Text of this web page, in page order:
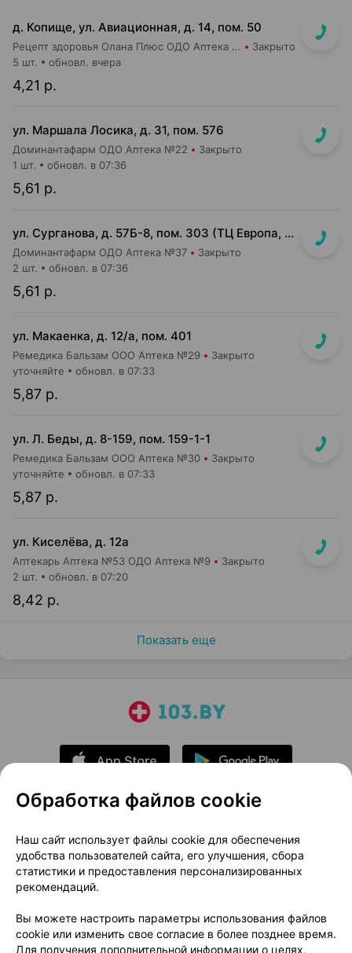
д. Копище, ул. Авиационная, д. 14, пом. 50
Рецепт здоровья Олана Плюс ОДО Аптека №5 Закрыто
4,21 р.
5 шт. обновл. вчера
ул. Маршала Лосика, д. 31, пом. 576
Доминантафарм ОДО Аптека №22 Закрыто
5,61 р.
1 шт. обновл. в 07:36
ул. Сурганова, д. 57Б-8, пом. 303 (ТЦ Европа, 3 этаж)
Доминантафарм ОДО Аптека №37 Закрыто
5,61 р.
2 шт. обновл. в 07:36
ул. Макаенка, д. 12/а, пом. 401
Ремедика Бальзам ООО Аптека №29 Закрыто
5,87 р.
уточняйте обновл. в 07:33
ул. Л. Беды, д. 8-159, пом. 159-1-1
Ремедика Бальзам ООО Аптека №30 Закрыто
5,87 р.
уточняйте обновл. в 07:33
ул. Киселёва, д. 12а
Аптекарь Аптека №53 ОДО Аптека №9 Закрыто
8,42 р.
2 шт. обновл. в 07:20
Показать еще
О проекте
Новости проекта
Размещение рекламы
Медицинский маркетинг
Публичный договор
Доставка
Способы оплаты
Вакансии
Партнеры
Написать руководителю 103.by
Обработка файлов cookie
Наш сайт использует файлы cookie для обеспечения
удобства пользователей сайта, его улучшения, сбора
статистики и предоставления персонализированных
рекомендаций.
Вы можете настроить параметры использования файлов
cookie или изменить свое согласие в более позднее время.
Для получения дополнительной информации о целях,